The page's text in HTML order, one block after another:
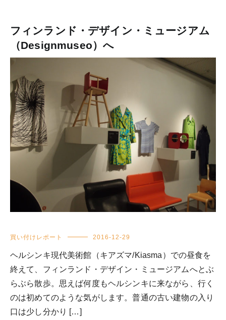
フィンランド・デザイン・ミュージアム
（Designmuseo）へ
買い付けレポート 2016-12-29
ヘルシンキ現代美術館（キアズマ/Kiasma）での昼食を
終えて、フィンランド・デザイン・ミュージアムへとぶ
らぶら散歩。思えば何度もヘルシンキに来ながら、行く
のは初めてのような気がします。普通の古い建物の入り
口は少し分かり […]